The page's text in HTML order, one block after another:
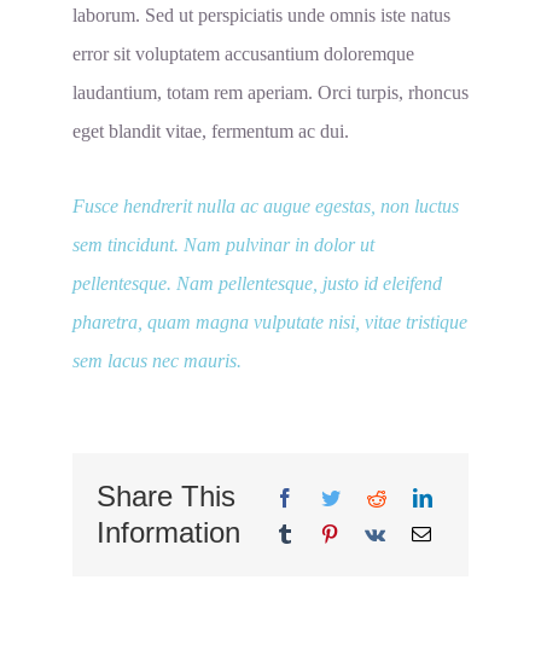
laborum. Sed ut perspiciatis unde omnis iste natus
error sit voluptatem accusantium doloremque
laudantium, totam rem aperiam. Orci turpis, rhoncus
eget blandit vitae, fermentum ac dui.
Fusce hendrerit nulla ac augue egestas, non luctus
sem tincidunt. Nam pulvinar in dolor ut
pellentesque. Nam pellentesque, justo id eleifend
pharetra, quam magna vulputate nisi, vitae tristique
sem lacus nec mauris.
Share This
Information